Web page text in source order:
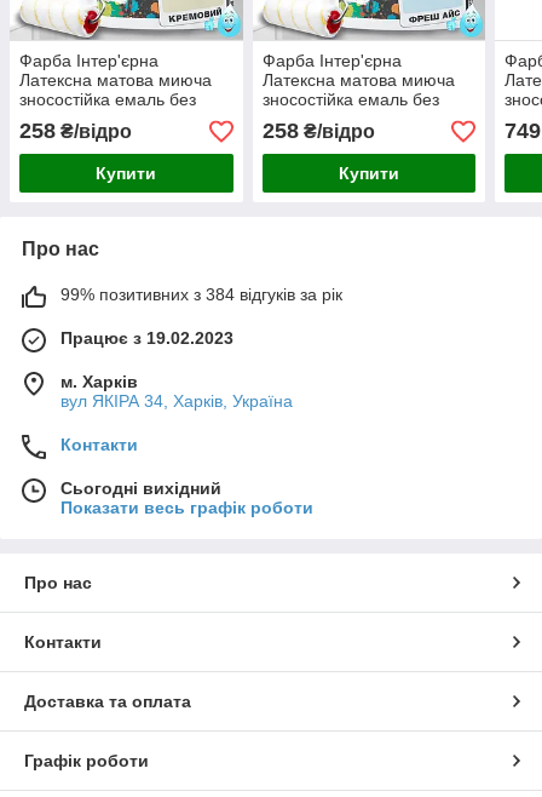
Фарба Інтер'єрна
Латексна матова миюча
зносостійка емаль без
запаху для стін і стель
Skyline Кремова 1 л
258 ₴/відро
Купити
Фарба Інтер'єрна
Латексна матова миюча
зносостійка емаль без
запаху для стін і стель
Skyline Фреш Айс 1 л
258₴/відро
Купити
749
Про нас
99% позитивних з 384 відгуків за рік
Працює з 19.02.2023
м. Харків
вул ЯКІРА 34, Харків, Україна
Контакти
Сьогодні вихідний
Показати весь графік роботи
Про нас
Контакти
Доставка та оплата
Графік роботи